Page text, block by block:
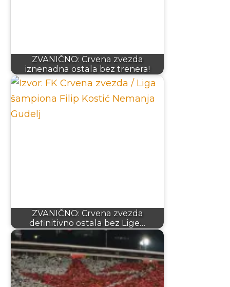
ZVANIČNO: Crvena zvezda
iznenadna ostala bez trenera!
ZVANIČNO: Crvena zvezda
definitivno ostala bez Lige…